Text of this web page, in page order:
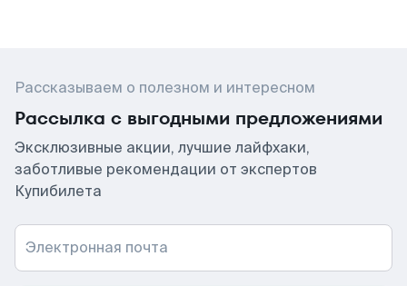
Рассказываем о полезном и интересном
Рассылка с выгодными предложениями
Эксклюзивные акции, лучшие лайфхаки,
заботливые рекомендации от экспертов
Купибилета
Электронная почта